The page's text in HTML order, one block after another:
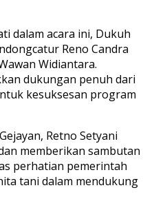
dalam acara ini, Dukuh
Reno Candra
Widiantara.
dukungan penuh dari
kesuksesan program
Retno Setyani
memberikan sambutan
perhatian pemerintah
tani dalam mendukung